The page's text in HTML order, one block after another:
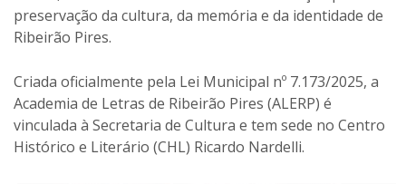
preservação da cultura, da memória e da identidade de
Ribeirão Pires.
Criada oficialmente pela Lei Municipal nº 7.173/2025, a
Academia de Letras de Ribeirão Pires (ALERP) é
vinculada à Secretaria de Cultura e tem sede no Centro
Histórico e Literário (CHL) Ricardo Nardelli.